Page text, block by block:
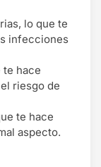
lo que te
infecciones
te hace
riesgo de
te hace
aspecto.